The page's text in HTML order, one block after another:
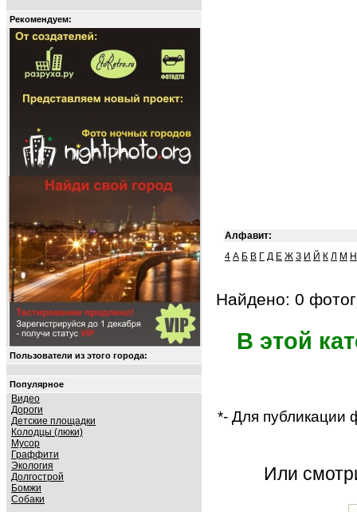
Рекомендуем:
Пользователи из этого города:
Популярное
Видео
Дороги
Детские площадки
Колодцы (люки)
Мусор
Граффити
Экология
Долгострой
Бомжи
Собаки
Алфавит:
4 А Б В Г Д Е Ж З И Й К Л М Н
Найдено: 0
В этой
*- Для публикации
Или